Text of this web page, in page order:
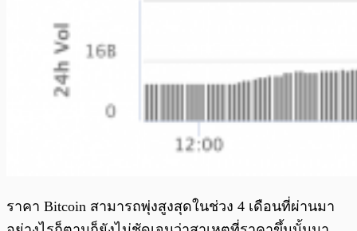
ราคา Bitcoin สามารถพุ่งสูงสุดในช่วง 4 เดือนที่ผ่านมา